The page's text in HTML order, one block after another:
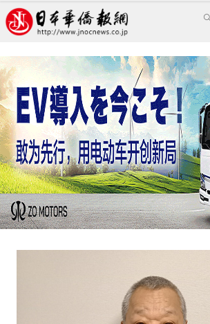
温暖日本孤儿的中餐味道
——记日本京都华侨总会会长杨正武
《人民日报海外版》日本月刊总编辑 蒋丰
日本华侨报网 2021/6/18 10:26:34